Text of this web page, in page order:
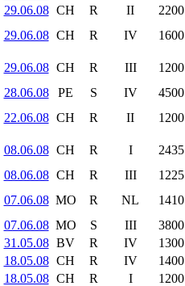
29.06.08 CH R II 2200
29.06.08 CH R IV 1600
29.06.08 CH R III 1200
28.06.08
PE S IV 4500
22.06.08 CH R II 1200
08.06.08 CH R I 2435
08.06.08 CH R III 1225
07.06.08 MO R NL 1410
07.06.08 MO S III 3800
31.05.08 BV R IV 1300
18.05.08 CH R IV 1400
18.05.08 CH R I 1200